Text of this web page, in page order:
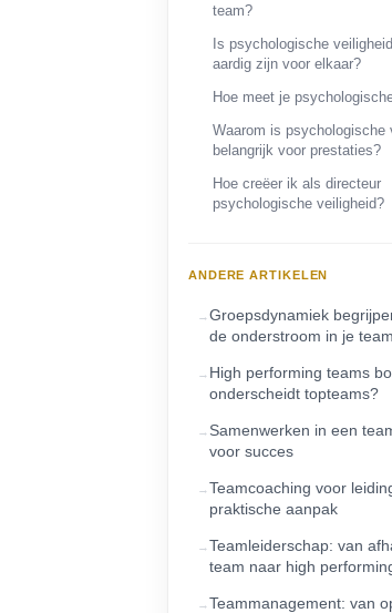
team?
Is psychologische
aardig zijn voor elkaar?
Hoe meet je
Waarom is psychologische
belangrijk voor prestaties?
Hoe creëer ik als directeur
psychologische veiligheid?
ANDERE ARTIKELEN
Groepsdynamiek
de onderstroom in je team
High performing teams
onderscheidt topteams?
Samenwerken in een
voor succes
Teamcoaching voor
praktische aanpak
Teamleiderschap: van
team naar high
Teammanagement: van